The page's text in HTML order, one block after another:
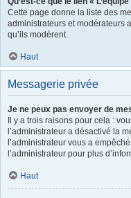
Cette page donne la liste des
administrateurs et modérateurs
qu’ils modèrent.
Haut
Messagerie privée
Je ne peux pas envoyer de
Il y a trois raisons pour cela :
l’administrateur a désactivé la
l’administrateur vous a
l’administrateur pour plus
Haut